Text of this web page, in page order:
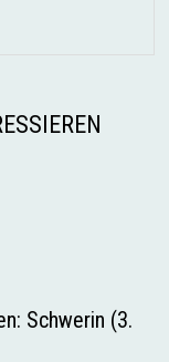
Schwerin (3.